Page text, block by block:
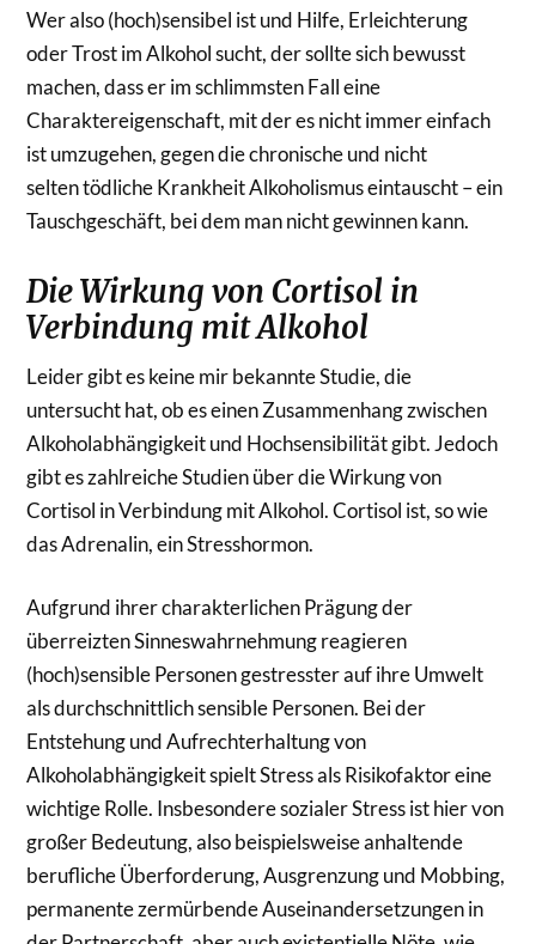
Wer also (hoch)sensibel ist und Hilfe, Erleichterung
oder Trost im Alkohol sucht, der sollte sich bewusst
machen, dass er im schlimmsten Fall eine
Charaktereigenschaft, mit der es nicht immer einfach
ist umzugehen, gegen die chronische und nicht
selten tödliche Krankheit Alkoholismus eintauscht – ein
Tauschgeschäft, bei dem man nicht gewinnen kann.
Die Wirkung von Cortisol in
Verbindung mit Alkohol
Leider gibt es keine mir bekannte Studie, die
untersucht hat, ob es einen Zusammenhang zwischen
Alkoholabhängigkeit und Hochsensibilität gibt. Jedoch
gibt es zahlreiche Studien über die Wirkung von
Cortisol in Verbindung mit Alkohol. Cortisol ist, so wie
das Adrenalin, ein Stresshormon.
Aufgrund ihrer charakterlichen Prägung der
überreizten Sinneswahrnehmung reagieren
(hoch)sensible Personen gestresster auf ihre Umwelt
als durchschnittlich sensible Personen. Bei der
Entstehung und Aufrechterhaltung von
Alkoholabhängigkeit spielt Stress als Risikofaktor eine
wichtige Rolle. Insbesondere sozialer Stress ist hier von
großer Bedeutung, also beispielsweise anhaltende
berufliche Überforderung, Ausgrenzung und Mobbing,
permanente zermürbende Auseinandersetzungen in